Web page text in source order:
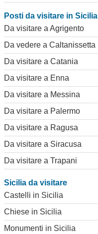
Posti da visitare in Sicilia
Da visitare a Agrigento
Da vedere a Caltanissetta
Da visitare a Catania
Da visitare a Enna
Da visitare a Messina
Da visitare a Palermo
Da visitare a Ragusa
Da visitare a Siracusa
Da visitare a Trapani
Sicilia da visitare
Castelli in Sicilia
Chiese in Sicilia
Monumenti in Sicilia